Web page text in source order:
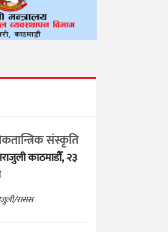
संस्कृति
काठमाडौँ, २३
रासस